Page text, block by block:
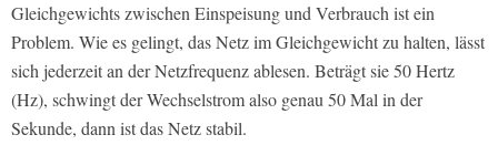
Gleichgewichts zwischen Einspeisung und Verbrauch ist ein
Problem. Wie es gelingt, das Netz im Gleichgewicht zu halten, lässt
sich jederzeit an der Netzfrequenz ablesen. Beträgt sie 50 Hertz
(Hz), schwingt der Wechselstrom also genau 50 Mal in der
Sekunde, dann ist das Netz stabil.